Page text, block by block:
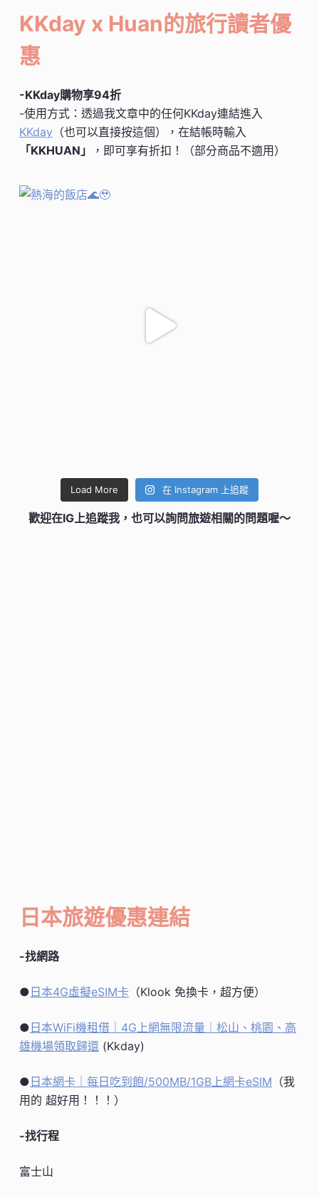
KKday x Huan的旅行讀者優
惠
-KKday購物享94折
-使用方式：透過我文章中的任何KKday連結進入
KKday （也可以直接按這個），在結帳時輸入
「KKHUAN」
，即可享有折扣！（部分商品不適用）
Load More 在 Instagram 上追蹤
歡迎在IG上追蹤我，也可以詢問旅遊相關的問題喔～
日本旅遊優惠連結
-找網路
● 日本4G虛擬eSIM卡（Klook 免換卡，超方便）
● 日本WiFi機租借｜4G上網無限流量｜松山、桃園、高
雄機場領取歸還 (Kkday)
● 日本網卡｜每日吃到飽/500MB/1GB上網卡eSIM （我
用的 超好用！！！）
-找行程
富士山